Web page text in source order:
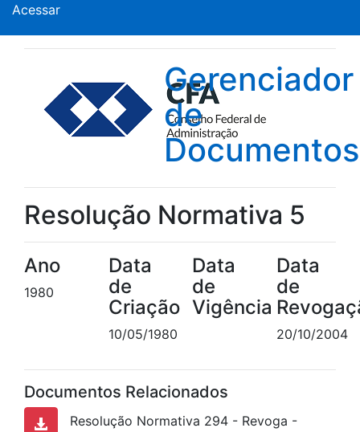
Acessar
Gerenciador
de
Documentos
Resolução Normativa 5
Ano
1980
Data
de
Criação
10/05/1980
Data
de
Vigência
Data
de
20/10/2004
Documentos Relacionados
Resolução Normativa 294 - Revoga -